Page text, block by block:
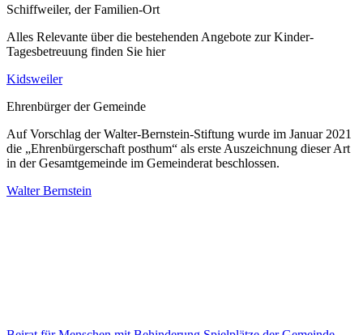
Schiffweiler, der Familien-Ort
Alles Relevante über die bestehenden Angebote zur Kinder-
Tagesbetreuung finden Sie hier
Kidsweiler
Ehrenbürger der Gemeinde
Auf Vorschlag der Walter-Bernstein-Stiftung wurde im Januar 2021
die „Ehrenbürgerschaft posthum“ als erste Auszeichnung dieser Art
in der Gesamtgemeinde im Gemeinderat beschlossen.
Walter Bernstein